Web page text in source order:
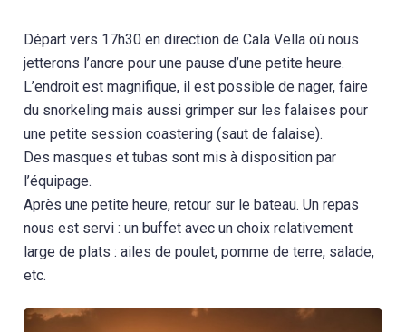
Départ vers 17h30 en direction de Cala Vella où nous
jetterons l’ancre pour une pause d’une petite heure.
L’endroit est magnifique, il est possible de nager, faire
du snorkeling mais aussi grimper sur les falaises pour
une petite session coastering (saut de falaise).
Des masques et tubas sont mis à disposition par
l’équipage.
Après une petite heure, retour sur le bateau. Un repas
nous est servi : un buffet avec un choix relativement
large de plats : ailes de poulet, pomme de terre, salade,
etc.